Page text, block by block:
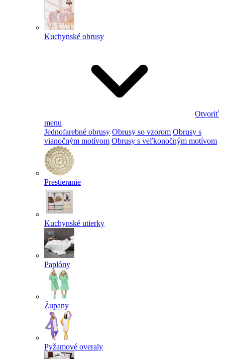
Kuchynské obrusy
Otvoriť
menu
Jednofarebné obrusy Obrusy so vzorom Obrusy s
vianočným motívom Obrusy s veľkonočným motívom
Prestieranie
Kuchynské utierky
Paplóny
Župany
Pyžamové overaly